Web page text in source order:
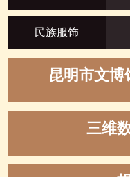
民族服饰
昆明市文
三维